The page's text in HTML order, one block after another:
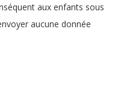
aux enfants sous
aucune donnée